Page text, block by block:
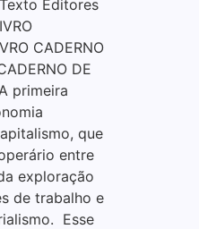
Editores
CADERNO
DE
primeira
que
entre
exploração
de trabalho e
Esse